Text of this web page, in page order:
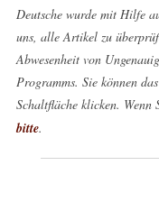
Deutsche wurde mit Hilfe
uns, alle Artikel zu
Abwesenheit von
Programms. Sie können
Schaltfläche klicken. Wenn
bitte.